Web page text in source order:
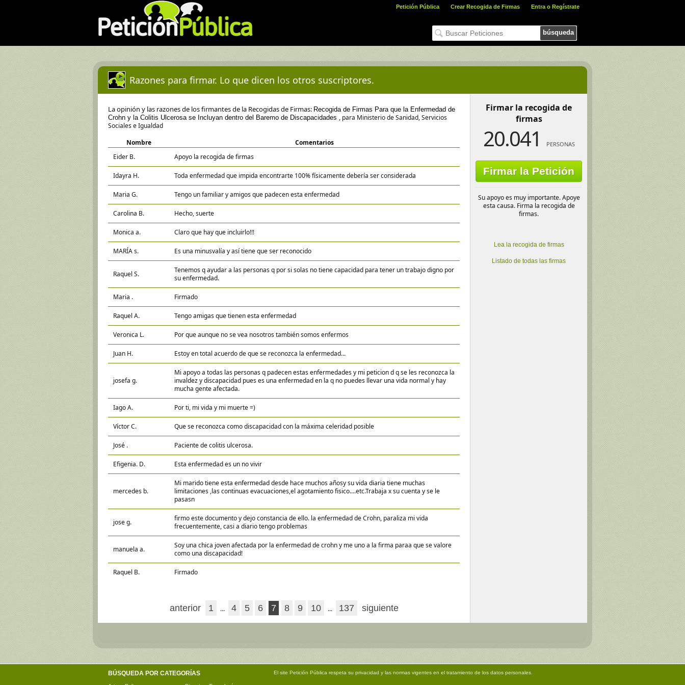
Petición Pública Crear Recogida de Firmas Entra o Regístrate
búsqueda
Razones para firmar. Lo que dicen los otros suscriptores.
La opinión y las razones de los firmantes de la Recogidas de Firmas: Recogida de Firmas Para que la Enfermedad de
Crohn y la Colitis Ulcerosa se Incluyan dentro del Baremo de Discapacidades , para Ministerio de Sanidad, Servicios
Sociales e Igualdad
Nombre
Comentarios
Eider B.
Apoyo la recogida de firmas
Idayra H. Toda enfermedad que impida encontrarte 100% físicamente debería ser considerada
Maria G. Tengo un familiar y amigos que padecen esta enfermedad
Carolina B. Hecho, suerte
Monica a. Claro que hay que incluirlo!!!
MARÍA s. Es una minusvalía y así tiene que ser reconocido
Raquel S.
Tenemos q ayudar a las personas q por si solas no tiene capacidad para tener un trabajo digno por
su enfermedad.
Maria . Firmado
Raquel A. Tengo amigas que tienen esta enfermedad
Veronica L. Por que aunque no se vea nosotros también somos enfermos
Juan H. Estoy en total acuerdo de que se reconozca la enfermedad...
josefa g.
Mi apoyo a todas las personas q padecen estas enfermedades y mi peticion d q se les reconozca la
invaldez y discapacidad pues es una enfermedad en la q no puedes llevar una vida normal y hay
mucha gente afectada.
Iago A. Por ti, mi vida y mi muerte =)
Víctor C. Que se reconozca como discapacidad con la máxima celeridad posible
José . Paciente de colitis ulcerosa.
Efigenia. D. Esta enfermedad es un no vivir
mercedes b.
Mi marido tiene esta enfermedad desde hace muchos añosy su vida diaria tiene muchas
limitaciones ,las continuas evacuaciones,el agotamiento fisico....etc.Trabaja x su cuenta y se le
pasasn
jose g.
firmo este documento y dejo constancia de ello. la enfermedad de Crohn, paraliza mi vida
frecuentemente, casi a diario tengo problemas
manuela a.
Soy una chica joven afectada por la enfermedad de crohn y me uno a la firma paraa que se valore
como una discapacidad!
Raquel B. Firmado
anterior 1 ... 4 5 6 7 8 9 10 ... 137 siguiente
Firmar la recogida de
firmas
20.041 PERSONAS
Firmar la Petición
Su apoyo es muy importante. Apoye
esta causa. Firma la recogida de
firmas.
Lea la recogida de firmas
Listado de todas las firmas
BÚSQUEDA POR CATEGORÍAS El site Petición Pública respeta su privacidad y las normas vigentes en el tratamiento de los datos personales.